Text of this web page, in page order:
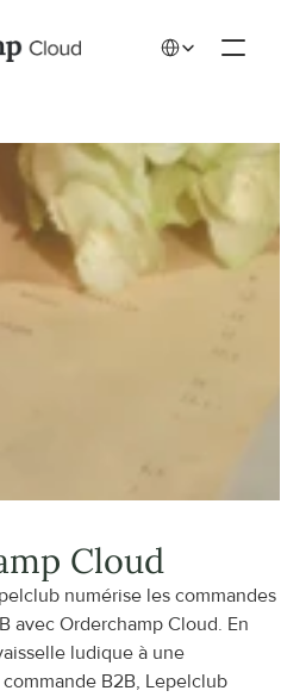
Cloud
numérise les commandes
avec Orderchamp Cloud. En
ludique à une
B2B, Lepelclub